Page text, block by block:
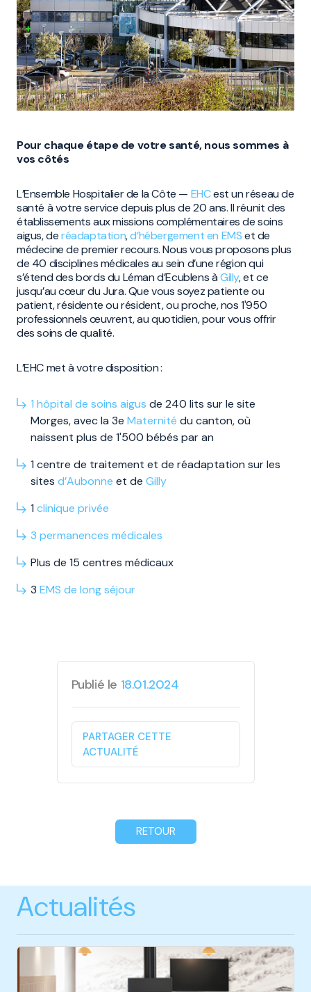
Pour chaque étape de votre santé, nous sommes à
vos côtés
L’Ensemble Hospitalier de la Côte — EHCest un réseau de
santé à votre service depuis plus de 20 ans. Il réunit des
établissements aux missions complémentaires de soins
aigus, deréadaptation,d’hébergement en EMSet de
médecine de premier recours. Nous vous proposons plus
de 40 disciplines médicales au sein d’une région qui
s’étend des bords du Léman d’Ecublens àGilly, et ce
jusqu’au cœur du Jura. Que vous soyez patiente ou
patient, résidente ou résident, ou proche, nos 1'950
professionnels œuvrent, au quotidien, pour vous offrir
des soins de qualité.
L’EHC met à votre disposition :
1 hôpital de soins aigus de 240 lits sur le site
Morges, avec la 3e Maternité du canton, où
naissent plus de 1'500 bébés par an
1 centre de traitement et de réadaptation sur les
sites d’Aubonne et de Gilly
1 clinique privée
3 permanences médicales
Plus de 15 centres médicaux
3 EMS de longséjour
Publié le 18.01.2024
PARTAGER CETTE
ACTUALITÉ
RETOUR
Actualités